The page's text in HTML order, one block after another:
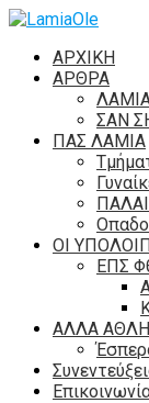
ΑΡΧΙΚΗ
ΑΡΘΡΑ
ΣΑΝ
ΠΑΣ ΛΑΜΙΑ
ΟΙ
ΕΠΣ
ΑΛΛΑ